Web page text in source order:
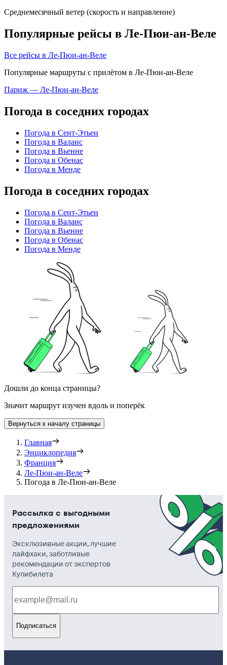
Среднемесячный ветер (скорость и направление)
Популярные рейсы в Ле-Пюи-ан-Веле
Все рейсы в Ле-Пюи-ан-Веле
Популярные маршруты с прилётом в Ле-Пюи-ан-Веле
Париж — Ле-Пюи-ан-Веле
Погода в соседних городах
Погода в Сент-Этьен
Погода в Валанс
Погода в Вьенне
Погода в Обенас
Погода в Менде
Погода в соседних городах
Погода в Сент-Этьен
Погода в Валанс
Погода в Вьенне
Погода в Обенас
Погода в Менде
Дошли до конца страницы?
Значит маршрут изучен вдоль и поперёк
Вернуться к началу страницы
Главная
Энциклопедия
Франция
Ле-Пюи-ан-Веле
Погода в Ле-Пюи-ан-Веле
Рассылка с выгодными
предложениями
Эксклюзивные акции, лучшие
лайфхаки, заботливые
рекомендации от экспертов
Купибилета
Подписаться